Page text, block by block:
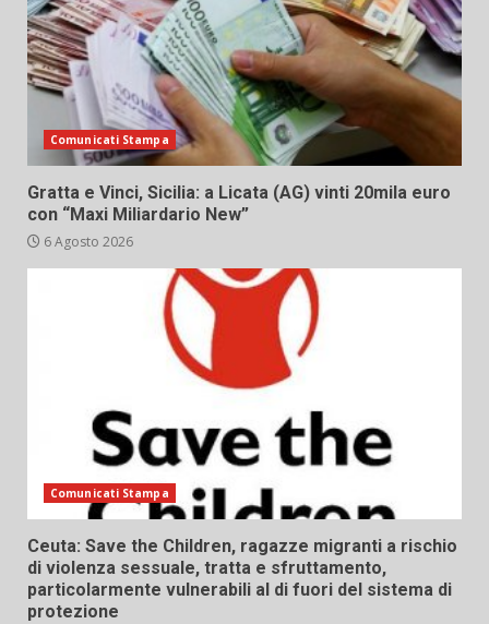
Comunicati Stampa
Gratta e Vinci, Sicilia: a Licata (AG) vinti 20mila euro
con “Maxi Miliardario New”
6 Agosto 2026
Comunicati Stampa
Ceuta: Save the Children, ragazze migranti a rischio
di violenza sessuale, tratta e sfruttamento,
particolarmente vulnerabili al di fuori del sistema di
protezione